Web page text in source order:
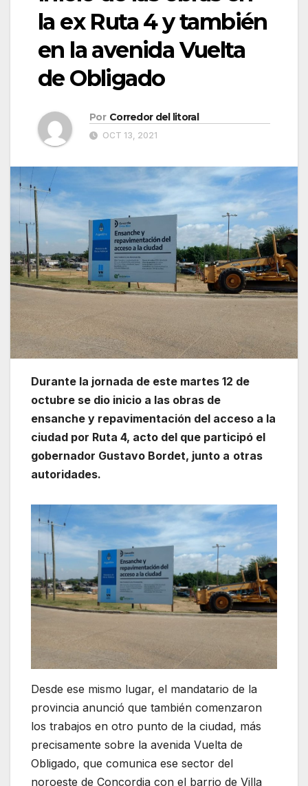
la ex Ruta 4 y también
en la avenida Vuelta
de Obligado
Por Corredor del litoral
OCT 13, 2021
Durante la jornada de este martes 12 de
octubre se dio inicio a las obras de
ensanche y repavimentación del acceso a la
ciudad por Ruta 4, acto del que participó el
gobernador Gustavo Bordet, junto a otras
autoridades.
Desde ese mismo lugar, el mandatario de la
provincia anunció que también comenzaron
los trabajos en otro punto de la ciudad, más
precisamente sobre la avenida Vuelta de
Obligado, que comunica ese sector del
noroeste de Concordia con el barrio de Villa